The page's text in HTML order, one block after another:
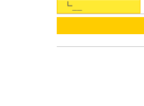
┗__